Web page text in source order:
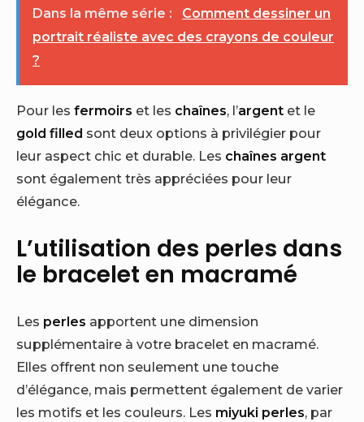
Dans la même série :
Comment dessiner un
portrait réaliste avec des crayons de couleur
?
Pour les fermoirs et les chaînes, l’argent et le
gold filled sont deux options à privilégier pour
leur aspect chic et durable. Les chaînes argent
sont également très appréciées pour leur
élégance.
L’utilisation des perles dans
le bracelet en macramé
Les perles apportent une dimension
supplémentaire à votre bracelet en macramé.
Elles offrent non seulement une touche
d’élégance, mais permettent également de varier
les motifs et les couleurs. Les miyuki perles, par